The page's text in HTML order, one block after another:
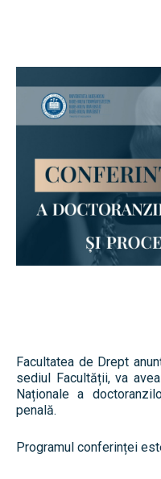
Contact
Facultatea de Drept
sediul Facultății, va
Naționale a
penală.
Programul conferinței